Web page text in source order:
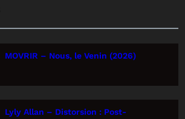
MOVRIR – Nous, le Venin (2026)
Lyly Allan – Distorsion : Post-